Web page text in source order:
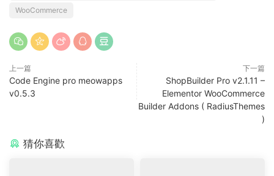
WooCommerce
上一篇
Code Engine pro meowapps
v0.5.3
下一篇
ShopBuilder Pro v2.1.11 –
Elementor WooCommerce
Builder Addons ( RadiusThemes
)
猜你喜歡